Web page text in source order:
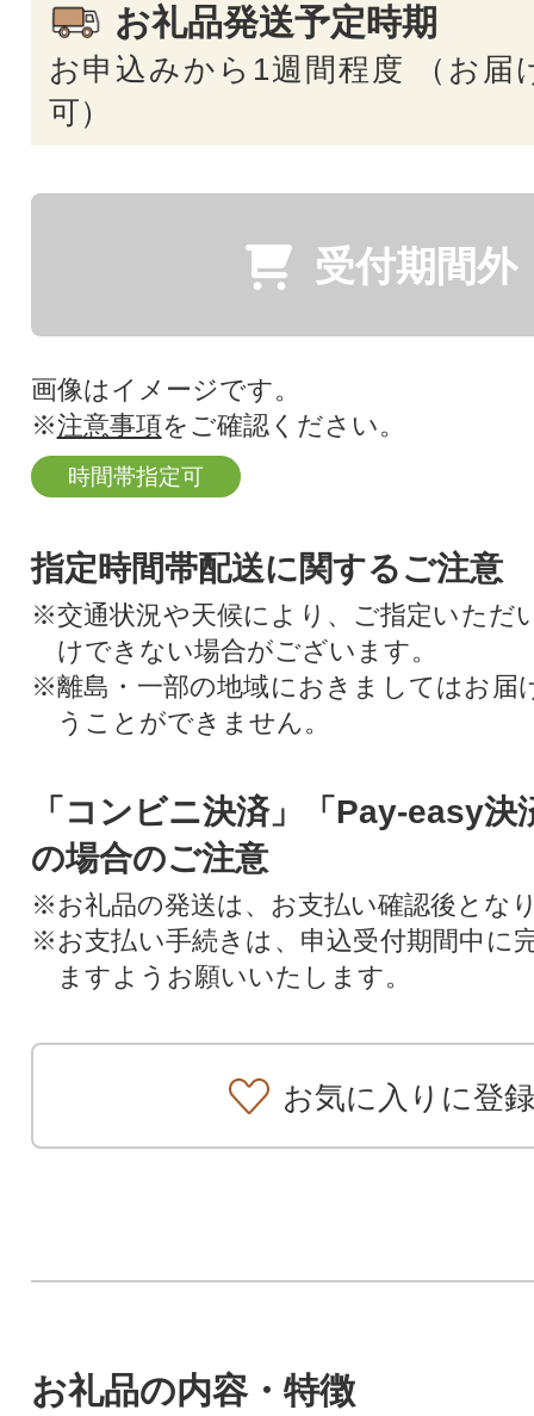
お礼品発送予定時期
お申込みから1週間程度 （お届
可）
受付期間外
画像はイメージです。
※注意事項をご確認ください。
時間帯指定可
指定時間帯配送に関するご注意
※交通状況や天候により、ご指定いただ
けできない場合がございます。
※離島・一部の地域におきましてはお届
うことができません。
「コンビニ決済」「Pay-easy決
の場合のご注意
※お礼品の発送は、お支払い確認後とな
※お支払い手続きは、申込受付期間中に
ますようお願いいたします。
お気に入りに登録
お礼品の内容・特徴